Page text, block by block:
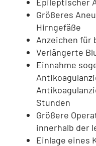
Größeres
Hirngefäße
Anzeichen für
Verlängerte
Einnahme
Stunden
Größere
innerhalb der
Einlage eines